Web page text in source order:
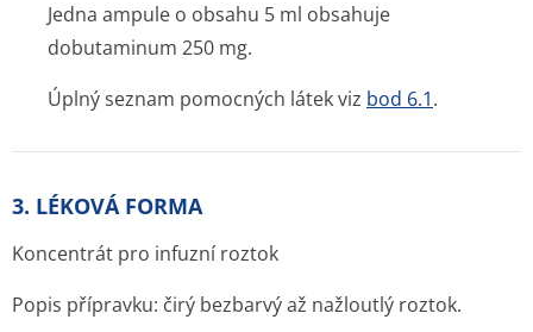
Jedna ampule o obsahu 5 ml obsahuje
dobutaminum 250 mg.
Úplný seznam pomocných látek viz bod 6.1.
3. LÉKOVÁ FORMA
Koncentrát pro infuzní roztok
Popis přípravku: čirý bezbarvý až nažloutlý roztok.